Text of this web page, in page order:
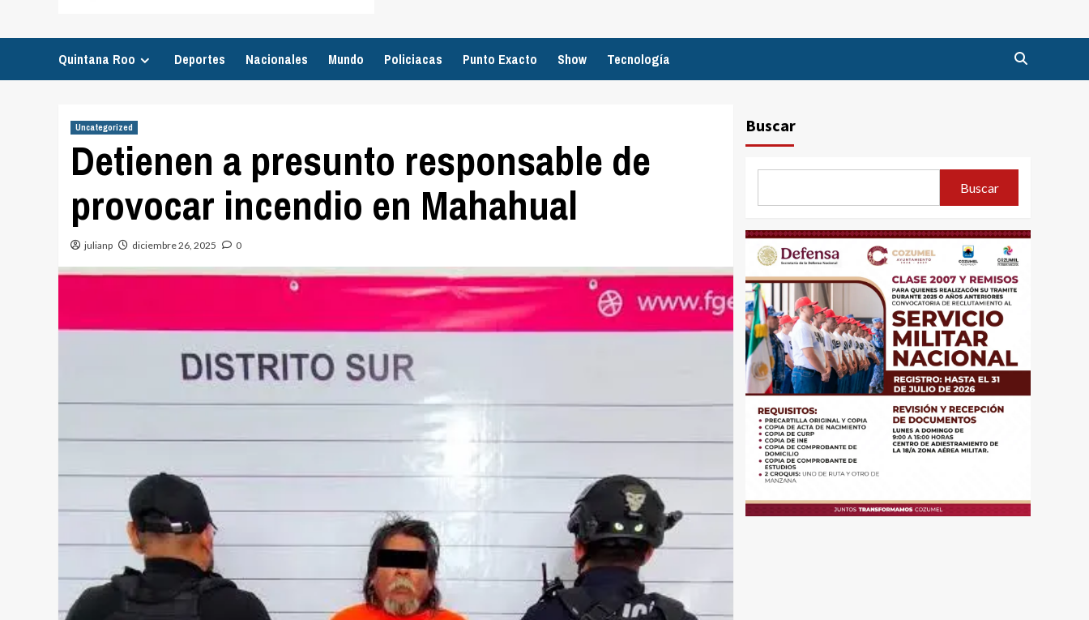
Quintana Roo Deportes Nacionales Mundo Policiacas Punto Exacto Show Tecnología
Uncategorized
Detienen a presunto responsable de
provocar incendio en Mahahual
julianp diciembre 26, 2025 0
Buscar
Buscar